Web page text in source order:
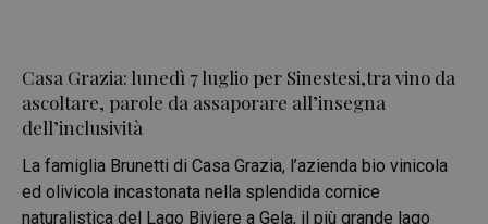
Casa Grazia: lunedì 7 luglio per Sinestesi,tra vino da
ascoltare, parole da assaporare all’insegna
dell’inclusività
La famiglia Brunetti di Casa Grazia, l’azienda bio vinicola
ed olivicola incastonata nella splendida cornice
naturalistica del Lago Biviere a Gela, il più grande lago